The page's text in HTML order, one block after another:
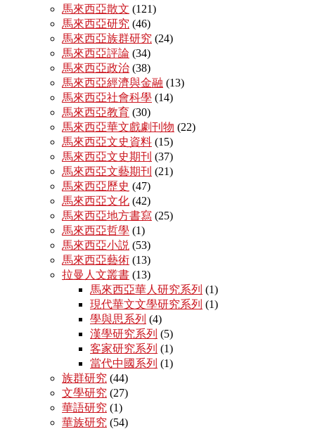
馬來西亞散文 (121)
馬來西亞研究 (46)
馬來西亞族群研究 (24)
馬來西亞評論 (34)
馬來西亞政治 (38)
馬來西亞經濟與金融 (13)
馬來西亞社會科學 (14)
馬來西亞教育 (30)
馬來西亞華文戲劇刊物 (22)
馬來西亞文史資料 (15)
馬來西亞文史期刊 (37)
馬來西亞文藝期刊 (21)
馬來西亞歷史 (47)
馬來西亞文化 (42)
馬來西亞地方書寫 (25)
馬來西亞哲學 (1)
馬來西亞小説 (53)
馬來西亞藝術 (13)
拉曼人文叢書 (13)
馬來西亞華人研究系列 (1)
現代華文文學研究系列 (1)
學與思系列 (4)
漢學研究系列 (5)
客家研究系列 (1)
當代中國系列 (1)
族群研究 (44)
文學研究 (27)
華語研究 (1)
華族研究 (54)